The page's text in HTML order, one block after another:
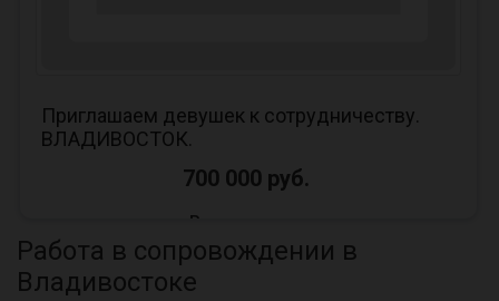
Приглашаем девушек к сотрудничеству.
ВЛАДИВОСТОК.
700 000 руб.
Владивосток
Приглашаем девушек 18+ к сотрудничеству о
ВЛАДИВОСТОКЕ. !Мы более 10 лет на рынке и
Работа в сопровождении в
Владивостоке